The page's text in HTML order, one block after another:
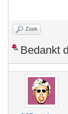
Zoek
Bedankt